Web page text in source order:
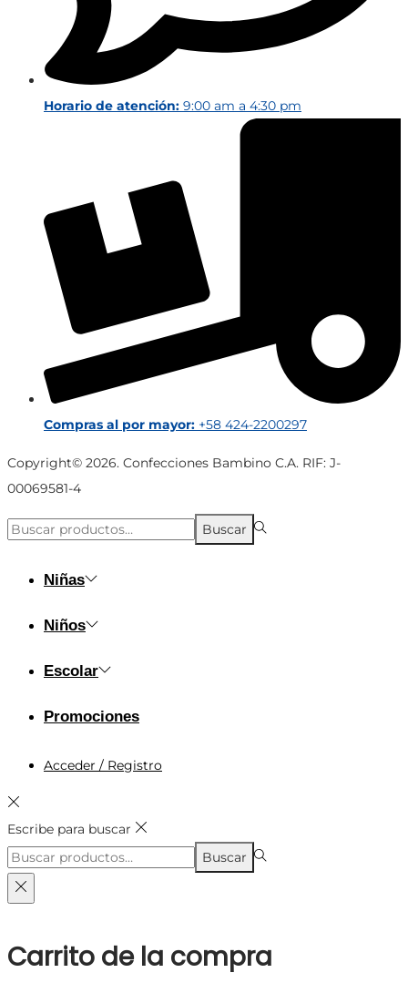
Horario de atención: 9:00 am a 4:30 pm
Compras al por mayor: +58 424-2200297
Copyright© 2026. Confecciones Bambino C.A. RIF: J-
00069581-4
Búsqueda
Buscar
Niñas
Niños
Escolar
Promociones
Acceder / Registro
Escribe para buscar
Búsqueda
para:>
Buscar
Carrito de la compra